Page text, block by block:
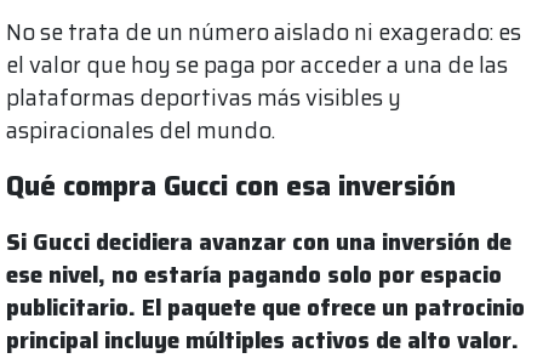
No se trata de un número aislado ni exagerado: es
el valor que hoy se paga por acceder a una de las
plataformas deportivas más visibles y
aspiracionales del mundo.
Qué compra Gucci con esa inversión
Si Gucci decidiera avanzar con una inversión de
ese nivel, no estaría pagando solo por espacio
publicitario. El paquete que ofrece un patrocinio
principal incluye múltiples activos de alto valor.